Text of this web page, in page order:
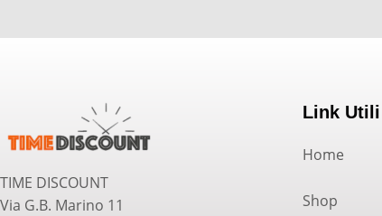
TIME DISCOUNT
Via G.B. Marino 11
Link Utili
Home
Shop